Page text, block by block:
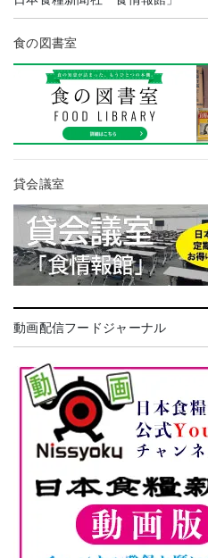
食の図書室
貸会議室
動画配信フードジャーナル